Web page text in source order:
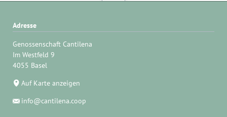
Adresse
Genossenschaft Cantilena
Im Westfeld 9
4055 Basel
Auf Karte anzeigen
info@cantilena.coop